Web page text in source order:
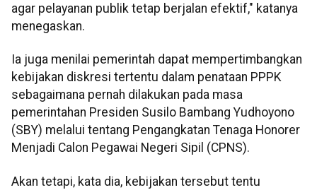
agar pelayanan publik tetap berjalan efektif," katanya
menegaskan.
Ia juga menilai pemerintah dapat mempertimbangkan
kebijakan diskresi tertentu dalam penataan PPPK
sebagaimana pernah dilakukan pada masa
pemerintahan Presiden Susilo Bambang Yudhoyono
(SBY) melalui tentang Pengangkatan Tenaga Honorer
Menjadi Calon Pegawai Negeri Sipil (CPNS).
Akan tetapi, kata dia, kebijakan tersebut tentu